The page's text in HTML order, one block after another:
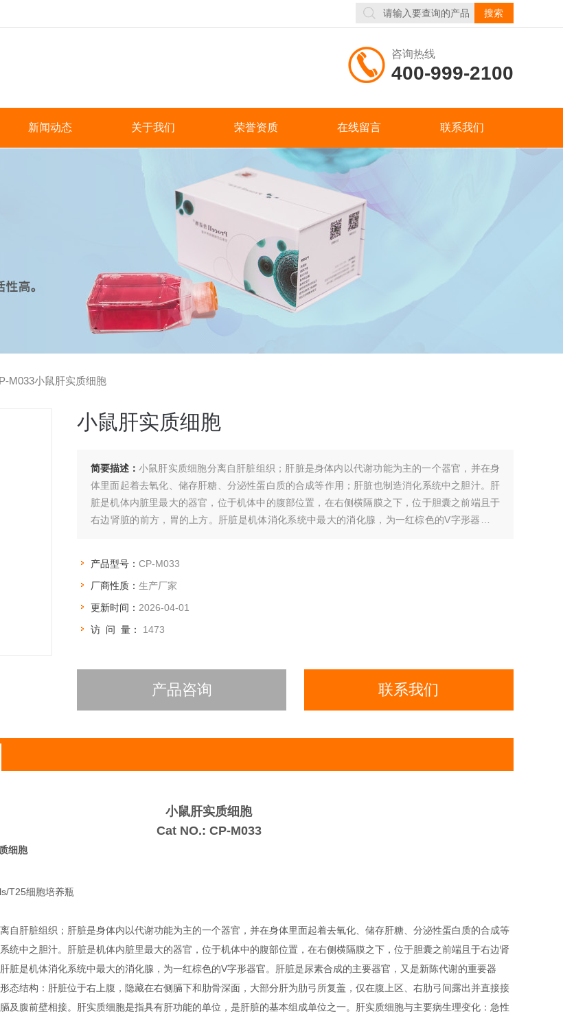
咨询热线
400-999-2100
新闻动态 关于我们 荣誉资质 在线留言 联系我们
M033小鼠肝实质细胞
小鼠肝实质细胞
简要描述： 小鼠肝实质细胞分离自肝脏组织；肝脏是身体内以代谢功能为主的一个器官，并在身
体里面起着去氧化、储存肝糖、分泌性蛋白质的合成等作用；肝脏也制造消化系统中之胆汁。肝
脏是机体内脏里最大的器官，位于机体中的腹部位置，在右侧横隔膜之下，位于胆囊之前端且于
右边肾脏的前方，胃的上方。肝脏是机体消化系统中最大的消化腺，为一红棕色的V字形器官。
产品型号： CP-M033
厂商性质： 生产厂家
更新时间： 2026-04-01
访 问 量： 1473
产品咨询 联系我们
小鼠肝实质细胞
Cat NO.: CP-M033
细胞
T25细胞培养瓶
自肝脏组织；肝脏是身体内以代谢功能为主的一个器官，并在身体里面起着去氧化、储存肝糖、分泌性蛋白质的合成等
统中之胆汁。肝脏是机体内脏里最大的器官，位于机体中的腹部位置，在右侧横隔膜之下，位于胆囊之前端且于右边肾
脏是机体消化系统中最大的消化腺，为一红棕色的V字形器官。肝脏是尿素合成的主要器官，又是新陈代谢的重要器
态结构：肝脏位于右上腹，隐藏在右侧膈下和肋骨深面，大部分肝为肋弓所复盖，仅在腹上区、右肋弓间露出并直接接
及腹前壁相接。肝实质细胞是指具有肝功能的单位，是肝脏的基本组成单位之一。肝实质细胞与主要病生理变化：急性